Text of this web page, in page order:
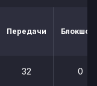
Передачи
32 0